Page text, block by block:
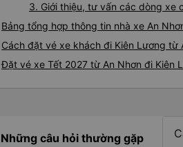
3. Giới thiệu, tư vấn các dòng xe
Bảng tổng hợp thông tin nhà xe An
Cách đặt vé xe khách đi Kiên Lương từ
Đặt vé xe Tết 2027 từ An Nhơn đi Kiên
Những câu hỏi thường gặp